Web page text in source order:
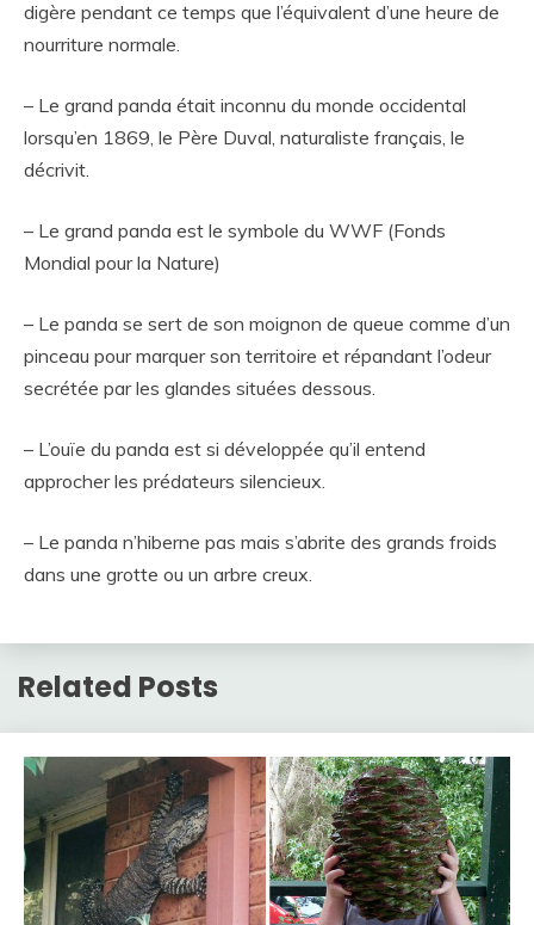
digère pendant ce temps que l’équivalent d’une heure de
nourriture normale.
– Le grand panda était inconnu du monde occidental
lorsqu’en 1869, le Père Duval, naturaliste français, le
décrivit.
– Le grand panda est le symbole du WWF (Fonds
Mondial pour la Nature)
– Le panda se sert de son moignon de queue comme d’un
pinceau pour marquer son territoire et répandant l’odeur
secrétée par les glandes situées dessous.
– L’ouïe du panda est si développée qu’il entend
approcher les prédateurs silencieux.
– Le panda n’hiberne pas mais s’abrite des grands froids
dans une grotte ou un arbre creux.
Related Posts